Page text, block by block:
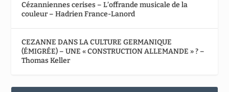
Cézanniennes cerises – L’offrande musicale de la
couleur – Hadrien France-Lanord
CEZANNE DANS LA CULTURE GERMANIQUE
(ÉMIGRÉE) – UNE « CONSTRUCTION ALLEMANDE » ? –
Thomas Keller